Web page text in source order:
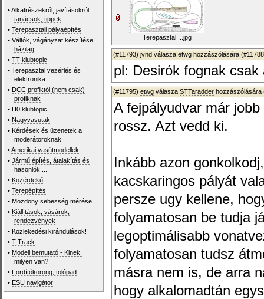
•Alkatrészekről, javításokról
tanácsok, tippek
•Terepasztali pályaépítés
•Váltók, vágányzat készítése
házilag
•TT klubtopic
•Terepasztal vezérlés és
elektronika
• DCC profiktól (nem csak)
profiknak
• H0 klubtopic
• Nagyvasutak
• Kérdések és üzenetek a
moderátoroknak
•Amerikai vasútmodellek
•Jármű építés, átalakítás és
hasonlók....
• Közérdekű
•Terepépítés
• Mozdony sebesség mérése
• Kiállítások, vásárok,
rendezvények
• Közlekedési kirándulások!
•T-Track
• Modell bemutató - Kinek,
milyen van?
• Fordítókorong, tolópad
• ESU navigátor
Terepasztal ...jpg
(#11793) jvnd válasza etwg hozzászólására (#11788
pl: Desirók fognak csak
(#11795) etwg válasza STTaradder hozzászólására
A fejpályudvar már
rossz. Azt vedd ki.
Inkább azon
kacskaringos pályát
persze ugy kellene,
folyamatosan be tudja
legoptimálisabb
folyamatosan tudsz
másra nem is, de arra
hogy alkalomadtán